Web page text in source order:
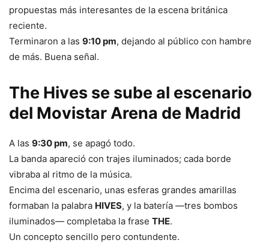
propuestas más interesantes de la escena británica
reciente.
Terminaron a las 9:10 pm, dejando al público con hambre
de más. Buena señal.
The Hives se sube al escenario
del Movistar Arena de Madrid
A las 9:30 pm, se apagó todo.
La banda apareció con trajes iluminados; cada borde
vibraba al ritmo de la música.
Encima del escenario, unas esferas grandes amarillas
formaban la palabra HIVES, y la batería —tres bombos
iluminados— completaba la frase THE.
Un concepto sencillo pero contundente.